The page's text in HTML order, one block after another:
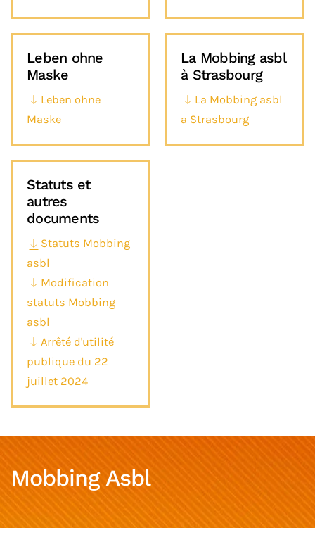
Leben ohne
Maske
Leben ohne
Maske
La Mobbing asbl
à Strasbourg
La Mobbing asbl
a Strasbourg
Statuts et
autres
documents
Statuts Mobbing
asbl
Modification
statuts Mobbing
asbl
Arrêté d'utilité
publique du 22
juillet 2024
Mobbing Asbl